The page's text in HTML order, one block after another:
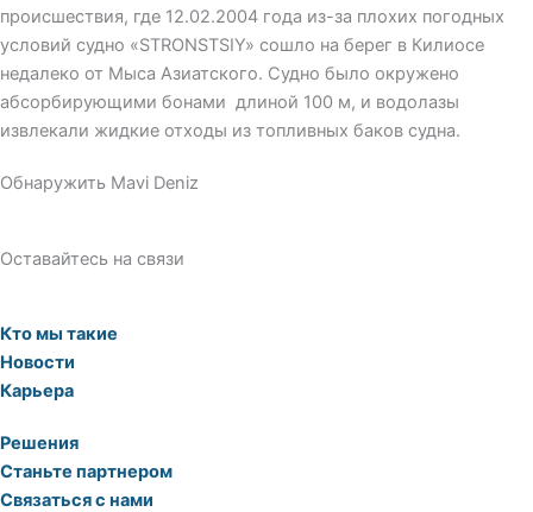
происшествия, где 12.02.2004 года из-за плохих погодных
условий судно «STRONSTSIY» сошло на берег в Килиосе
недалеко от Мыса Азиатского. Судно было окружено
абсорбирующими бонами длиной 100 м, и водолазы
извлекали жидкие отходы из топливных баков судна.
Обнаружить Mavi Deniz
Оставайтесь на связи
Кто мы такие
Новости
Карьера
Решения
Станьте партнером
Связаться с нами